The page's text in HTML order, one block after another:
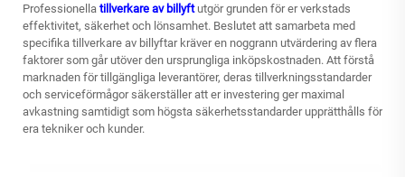
Professionella tillverkare av billyft utgör grunden för er verkstads
effektivitet, säkerhet och lönsamhet. Beslutet att samarbeta med
specifika tillverkare av billyftar kräver en noggrann utvärdering av flera
faktorer som går utöver den ursprungliga inköpskostnaden. Att förstå
marknaden för tillgängliga leverantörer, deras tillverkningsstandarder
och serviceförmågor säkerställer att er investering ger maximal
avkastning samtidigt som högsta säkerhetsstandarder upprätthålls för
era tekniker och kunder.